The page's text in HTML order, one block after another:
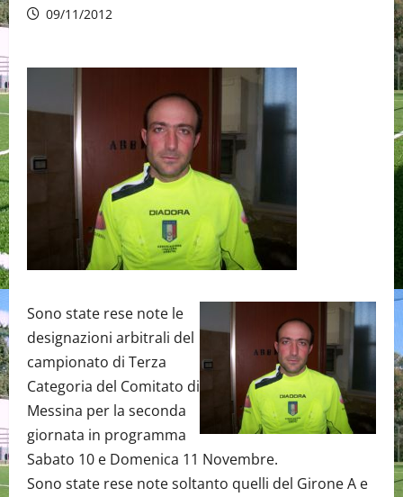
09/11/2012
Sono state rese note le
designazioni arbitrali del
campionato di Terza
Categoria del Comitato di
Messina per la seconda
giornata in programma
Sabato 10 e Domenica 11 Novembre.
Sono state rese note soltanto quelli del Girone A e